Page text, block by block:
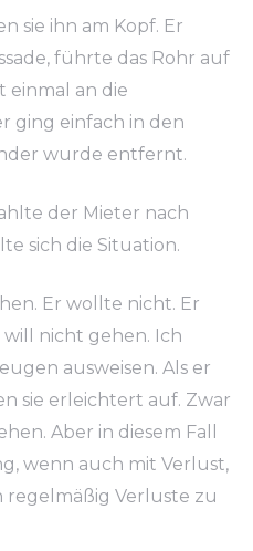
sie ihn am Kopf. Er
führte das Rohr auf
einmal an die
ging einfach in den
wurde entfernt.
der Mieter nach
sich die Situation.
Er wollte nicht. Er
nicht gehen. Ich
ausweisen. Als er
sie erleichtert auf. Zwar
Aber in diesem Fall
wenn auch mit Verlust,
regelmäßig Verluste zu